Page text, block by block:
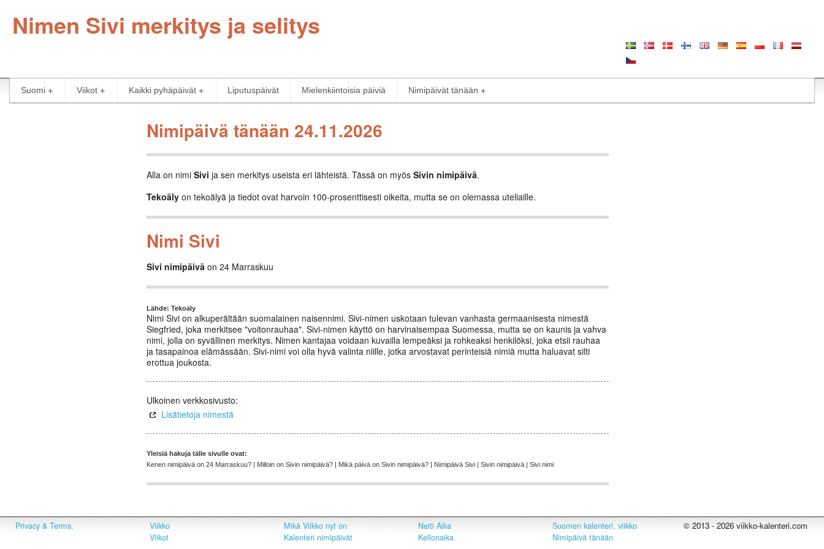
Nimen Sivi merkitys ja selitys
Suomi Viikot Kaikki pyhäpäivät Liputuspäivät Mielenkiintoisia päiviä Nimipäivät tänään
Nimipäivä tänään 24.11.2026
Alla on nimi Sivi ja sen merkitys useista eri lähteistä. Tässä on myös Sivin nimipäivä.
Tekoäly on tekoälyä ja tiedot ovat harvoin 100-prosenttisesti oikeita, mutta se on olemassa uteliaille.
Nimi Sivi
Sivi nimipäivä on 24 Marraskuu
Lähde: Tekoäly
Nimi Sivi on alkuperältään suomalainen naisennimi. Sivi-nimen uskotaan tulevan vanhasta germaanisesta nimestä
Siegfried, joka merkitsee "voitonrauhaa". Sivi-nimen käyttö on harvinaisempaa Suomessa, mutta se on kaunis ja vahva
nimi, jolla on syvällinen merkitys. Nimen kantajaa voidaan kuvailla lempeäksi ja rohkeaksi henkilöksi, joka etsii rauhaa
ja tasapainoa elämässään. Sivi-nimi voi olla hyvä valinta niille, jotka arvostavat perinteisiä nimiä mutta haluavat silti
erottua joukosta.
Ulkoinen verkkosivusto:
Lisätietoja nimestä
Yleisiä hakuja tälle sivulle ovat:
Kenen nimipäivä on 24 Marraskuu? | Milloin on Sivin nimipäivä? | Mikä päivä on Sivin nimipäivä? | Nimipäivä Sivi | Sivin nimipäivä | Sivi nimi
Privacy & Terms.
Viikko
Viikot
Mikä Viikko nyt on
Kalenteri nimipäivät
Neiti Aika
Kellonaika
Suomen kalenteri, viikko
Nimipäivä tänään
© 2013 - 2026 viikko-kalenteri.com